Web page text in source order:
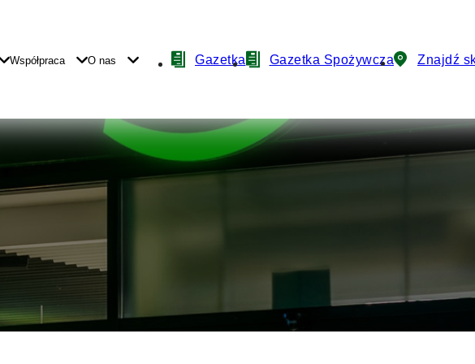
Współpraca O nas
NawigacjaGazetka Gazetka Spożywcza Znajdź